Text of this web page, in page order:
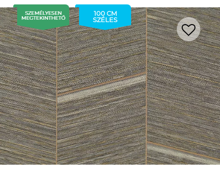
100 CM
SZÉLES